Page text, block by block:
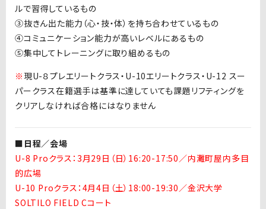
ルで習得しているもの
③抜きん出た能力（心・技・体）を持ち合わせているもの
④コミュニケーション能力が高いレベルにあるもの
⑤集中してトレーニングに取り組めるもの
※ 現U-８プレエリートクラス・ U-10エリートクラス・ U-12 スー
パークラス在籍選手は基準に達していても課題リフティングを
クリアしなければ合格にはなりません
■日程／会場
U-8 Proクラス：3月29日（日）16:20-17:50／内灘町屋内多目
的広場
U-10 Proクラス：4月4日（土）18:00-19:30／金沢大学
SOLTILO FIELD Cコート